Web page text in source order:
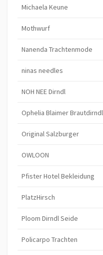
Michaela Keune
Mothwurf
Nanenda Trachtenmode
ninas needles
NOH NEE Dirndl
Ophelia Blaimer Brautdirndl
Original Salzburger
OWLOON
Pfister Hotel Bekleidung
PlatzHirsch
Ploom Dirndl Seide
Policarpo Trachten